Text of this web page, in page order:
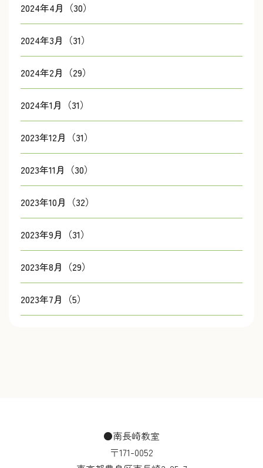
2024年4月（30）
2024年3月（31）
2024年2月（29）
2024年1月（31）
2023年12月（31）
2023年11月（30）
2023年10月（32）
2023年9月（31）
2023年8月（29）
2023年7月（5）
●南長崎教室
〒171-0052